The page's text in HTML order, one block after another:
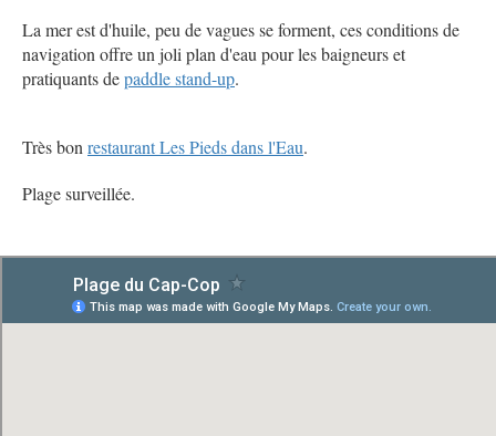
La mer est d'huile, peu de vagues se forment, ces conditions de
navigation offre un joli plan d'eau pour les baigneurs et
pratiquants depaddle stand-up.
Très bon restaurant Les Pieds dans l'Eau.
Plage surveillée.